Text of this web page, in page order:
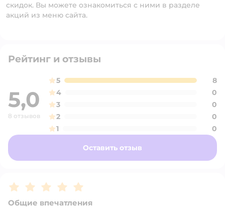
скидок. Вы можете ознакомиться с ними в разделе
акций из меню сайта.
Рейтинг и отзывы
5,0
8 отзывов
5
8
4
0
3
0
2
0
1
0
Оставить отзыв
Рейтинг:5
Общие впечатления